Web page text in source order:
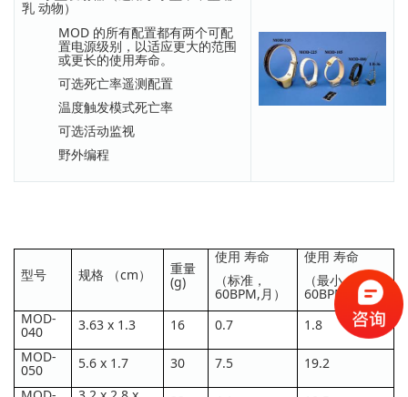
乳 动物）
MOD 的所有配置都有两个可配
置电源级别，以适应更大的范围
或更长的使用寿命。
可选死亡率遥测配置
温度触发模式死亡率
可选活动监视
野外编程
型号 规格 （cm） 重量
(g)
使用 寿命
（标准，
60BPM,月）
使用 寿命
（最小，
60BPM,月）
MOD-
040 3.63 x 1.3 16 0.7
1.8
MOD-
050 5.6 x 1.7 30 7.5
19.2